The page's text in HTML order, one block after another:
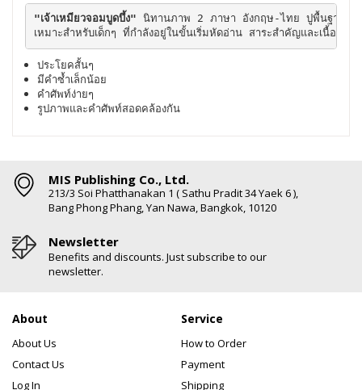
"เจ้าเหมียวจอมบูดบึ้ง" นิทานภาพ 2 ภาษา อังกฤษ-ไทย ปูพื้นฐาน
เหมาะสำหรับเด็กๆ ที่กำลังอยู่ในขั้นเริ่มหัดอ่าน สาระสำคัญและเนื้อเรื่อง
ประโยคสั้นๆ
มีคำซ้ำเล็กน้อย
คำศัพท์ง่ายๆ
รูปภาพและคำศัพท์สอดคล้องกัน
MIS Publishing Co., Ltd.
213/3 Soi Phatthanakan 1 ( Sathu Pradit 34 Yaek 6 ),
Bang Phong Phang, Yan Nawa, Bangkok, 10120
Newsletter
Benefits and discounts. Just subscribe to our
newsletter.
About
About Us
Contact Us
Log In
Service
How to Order
Payment
Shipping